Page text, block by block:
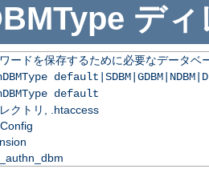
ディ
ードを保存するために必要なデータベ
default
クトリ, .htaccess